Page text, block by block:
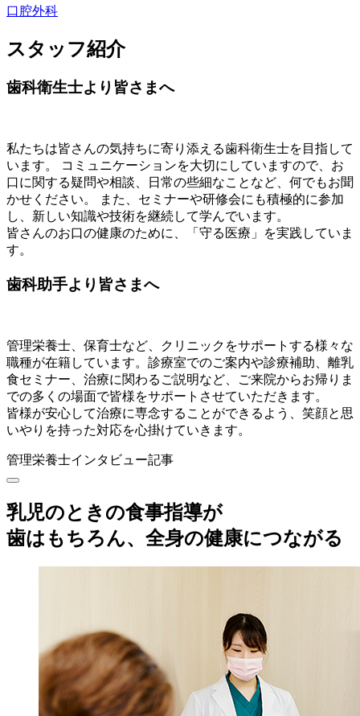
口腔外科
スタッフ紹介
歯科衛生士より皆さまへ
私たちは皆さんの気持ちに寄り添える歯科衛生士を目指して
います。 コミュニケーションを大切にしていますので、お
口に関する疑問や相談、日常の些細なことなど、何でもお聞
かせください。 また、セミナーや研修会にも積極的に参加
し、新しい知識や技術を継続して学んでいます。
皆さんのお口の健康のために、「守る医療」を実践していま
す。
歯科助手より皆さまへ
管理栄養士、保育士など、クリニックをサポートする様々な
職種が在籍しています。診療室でのご案内や診療補助、離乳
食セミナー、治療に関わるご説明など、ご来院からお帰りま
での多くの場面で皆様をサポートさせていただきます。
皆様が安心して治療に専念することができるよう、笑顔と思
いやりを持った対応を心掛けていきます。
管理栄養士インタビュー記事
乳児のときの食事指導が
歯はもちろん、全身の健康につながる